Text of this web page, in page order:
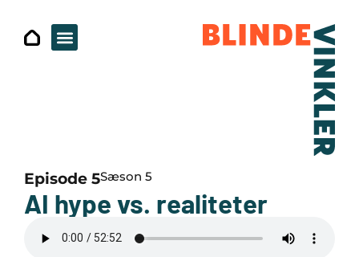
Episode 5Sæson 5
AI hype vs. realiteter